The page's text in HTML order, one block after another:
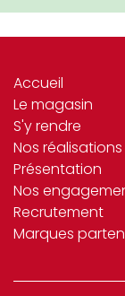
Accueil
Le magasin
S'y rendre
Nos réalisations
Présentation
Nos
Recrutement
Marques